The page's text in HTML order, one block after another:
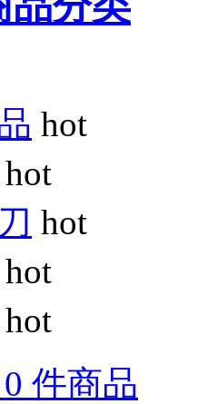
hot
hot
hot
hot
hot
件商品